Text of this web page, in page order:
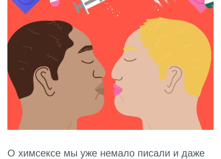
О химсексе мы уже немало писали и даже